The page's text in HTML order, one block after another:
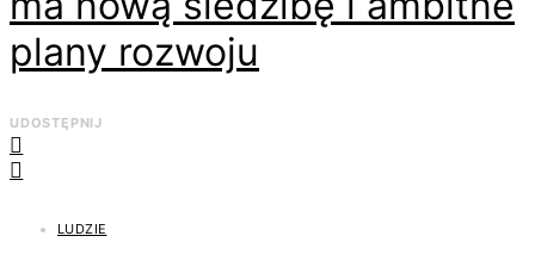
plany rozwoju
UDOSTĘPNIJ
LUDZIE